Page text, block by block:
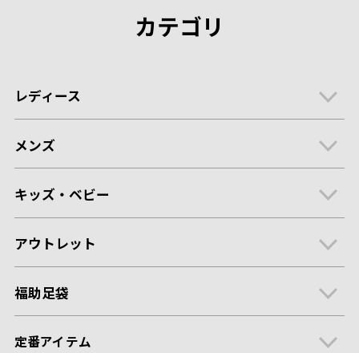
カテゴリ
レディース
メンズ
キッズ・ベビー
アウトレット
福助足袋
定番アイテム